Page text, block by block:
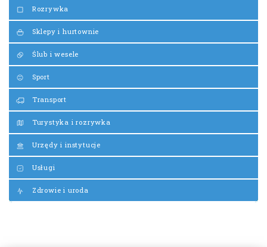
Rozrywka
Sklepy i hurtownie
Ślub i wesele
Sport
Transport
Turystyka i rozrywka
Urzędy i instytucje
Usługi
Zdrowie i uroda